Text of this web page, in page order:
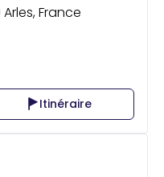
France
Itinéraire